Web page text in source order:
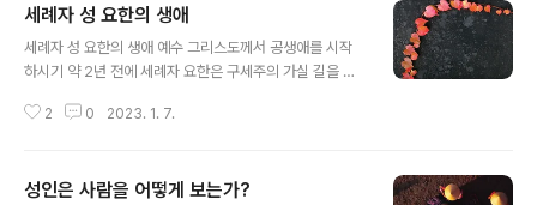
세례자 성 요한의 생애
세례자 성 요한의 생애 예수 그리스도께서 공생애를 시작
하시기 약 2년 전에 세례자 요한은 구세주의 가실 길을 미
를 조성하기 위한 필수 요건으로 인간의 도덕성 회복을 촉
다. 이곳은 그리스도에 대해 좀 더 적대적인 지역이었으나
2 0 2023. 1. 7.
성인은 사람을 어떻게 보는가?